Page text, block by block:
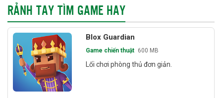
RẢNH TAY TÌM GAME HAY
Blox Guardian
Game chiến thuật 600 MB
Lối chơi phòng thủ đơn giản.